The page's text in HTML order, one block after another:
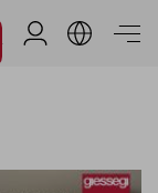
Area Riservata